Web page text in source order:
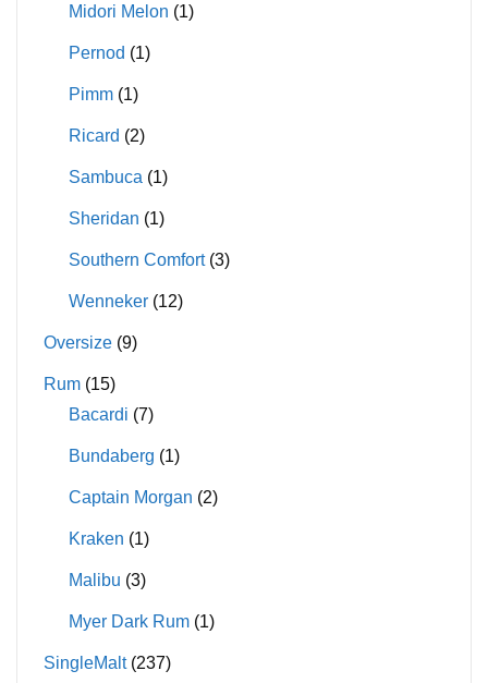
Midori Melon (1)
Pernod (1)
Pimm (1)
Ricard (2)
Sambuca (1)
Sheridan (1)
Southern Comfort (3)
Wenneker (12)
Oversize (9)
Rum (15)
Bacardi (7)
Bundaberg (1)
Captain Morgan (2)
Kraken (1)
Malibu (3)
Myer Dark Rum (1)
SingleMalt (237)